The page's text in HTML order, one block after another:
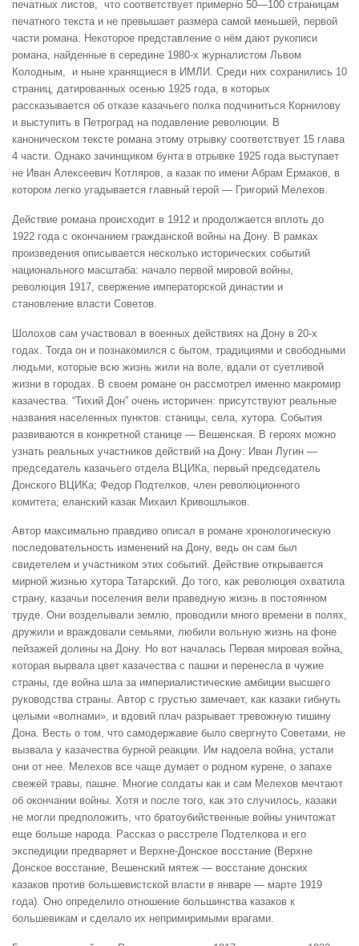
печатных листов, ​ что соответствует примерно 50—100 страницам
печатного текста и не превышает размера самой меньшей, первой
части романа. Некоторое представление о нём дают рукописи
романа, найденные в середине 1980-х журналистом ​Львом
Колодным, ​ и ныне хранящиеся в ​ИМЛИ. ​Среди них сохранились 10
страниц, датированных осенью 1925 года, в которых
рассказывается об отказе казачьего полка подчиниться Корнилову
и выступить в Петроград​ на подавление революции. В
каноническом тексте романа этому отрывку соответствует 15 глава
4 части. Однако зачинщиком бунта в отрывке 1925 года выступает
не Иван Алексеевич Котляров, а казак по имени Абрам Ермаков, в
котором легко угадывается главный герой — Григорий Мелехов.
Действие романа происходит в 1912 и продолжается вплоть до
1922 года с окончанием гражданской войны на Дону. В рамках
произведения описывается несколько исторических событий
национального масштаба: начало первой мировой войны,
революция 1917, свержение императорской династии и
становление власти Советов.
Шолохов сам участвовал в военных действиях на Дону в 20-х
годах. Тогда он и познакомился с бытом, традициями и свободными
людьми, которые всю жизнь жили на воле, вдали от суетливой
жизни в городах. В своем романе он рассмотрел именно макромир
казачества. “Тихий Дон” очень историчен: присутствуют реальные
названия населенных пунктов: станицы, села, хутора. События
развиваются в конкретной станице — Вешенская. В героях можно
узнать реальных участников действий на Дону: Иван Лугин —
председатель казачьего отдела ВЦИКа, первый председатель
Донского ВЦИКа; Федор Подтелков, член революционного
комитета; еланский казак Михаил Кривошлыков.
Автор максимально правдиво описал в романе хронологическую
последовательность изменений на Дону, ведь он сам был
свидетелем и участником этих событий. Действие открывается
мирной жизнью хутора Татарский. До того, как революция охватила
страну, казачьи поселения вели праведную жизнь в постоянном
труде. Они возделывали землю, проводили много времени в полях,
дружили и враждовали семьями, любили вольную жизнь на фоне
пейзажей долины на Дону. Но вот началась Первая мировая война,
которая вырвала цвет казачества с пашни и перенесла в чужие
страны, где война шла за империалистические амбиции высшего
руководства страны. Автор с грустью замечает, как казаки гибнуть
целыми «волнами», и вдовий плач разрывает тревожную тишину
Дона. Весть о том, что самодержавие было свергнуто Советами, не
вызвала у казачества бурной реакции. Им надоела война, устали
они от нее. Мелехов все чаще думает о родном курене, о запахе
свежей травы, пашне. Многие солдаты как и сам Мелехов мечтают
об окончании войны. Хотя и после того, как это случилось, казаки
не могли предположить, что братоубийственные войны уничтожат
еще больше народа. Рассказ о расстреле Подтелкова и его
экспедиции предваряет и Верхне-Донское восстание (Верхне
Донское восстание, Вешенский мятеж — восстание донских
казаков против большевистской власти в январе — марте 1919
года). Оно определило отношение большинства казаков к
большевикам и сделало их непримиримыми врагами.